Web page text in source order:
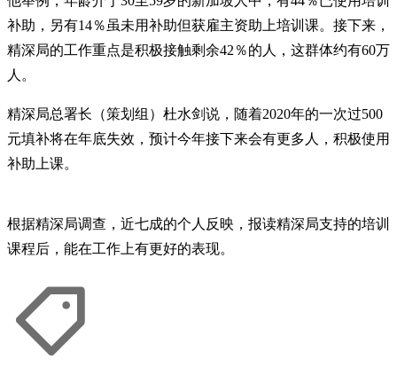
补助，另有14％虽未用补助但获雇主资助上培训课。接下来，
精深局的工作重点是积极接触剩余42％的人，这群体约有60万
人。
精深局总署长（策划组）杜水剑说，随着2020年的一次过500
元填补将在年底失效，预计今年接下来会有更多人，积极使用
补助上课。
根据精深局调查，近七成的个人反映，报读精深局支持的培训
课程后，能在工作上有更好的表现。